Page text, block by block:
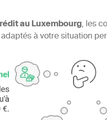
au Luxembourg, les
à votre situation